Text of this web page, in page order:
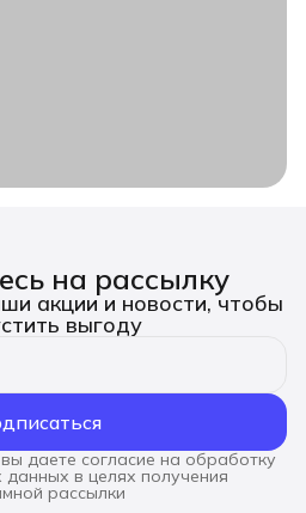
на рассылку
акции и новости, чтобы
выгоду
даете согласие на обработку
в целях получения
рассылки